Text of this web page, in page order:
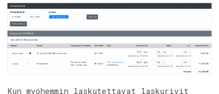
Kun myöhemmin laskutettavat laskurivit